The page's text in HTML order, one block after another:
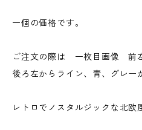
一個の価格です。
ご注文の際は 一枚目画像 前
後ろ左からライン、青、グレー
レトロでノスタルジックな北欧